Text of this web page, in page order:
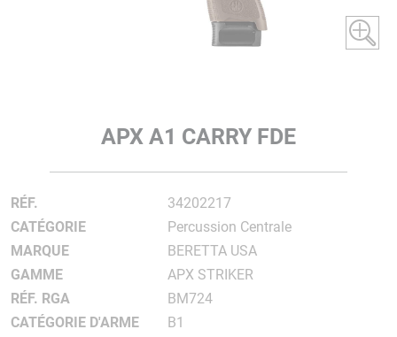
APX A1 CARRY FDE
RÉF.
34202217
CATÉGORIE
Percussion Centrale
MARQUE
BERETTA USA
GAMME
APX STRIKER
RÉF. RGA
BM724
CATÉGORIE D'ARME
B1